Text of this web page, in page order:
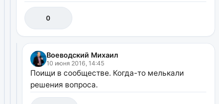
0
Воеводский Михаил
10 июня 2016, 14:45
Поищи в сообществе. Когда-то мелькали
решения вопроса.